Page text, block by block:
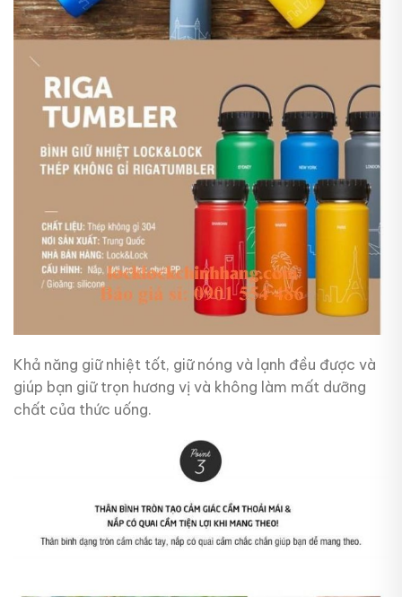
Khả năng giữ nhiệt tốt, giữ nóng và lạnh đều được và
giúp bạn giữ trọn hương vị và không làm mất dưỡng
chất của thức uống.